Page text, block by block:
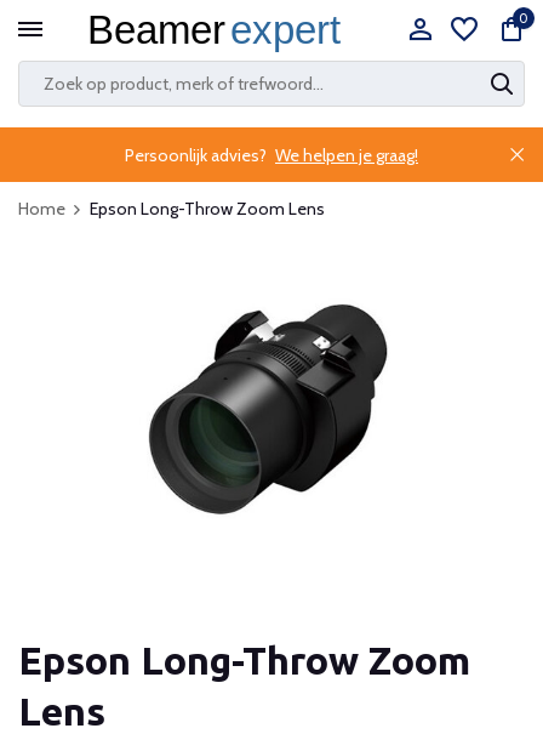
0
Persoonlijk advies? We helpen je graag!
Home Epson Long-Throw Zoom Lens
Epson Long-Throw Zoom
Lens